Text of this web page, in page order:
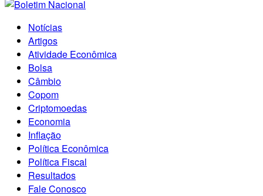
Notícias
Artigos
Atividade Econômica
Bolsa
Câmbio
Copom
Criptomoedas
Economia
Inflação
Política Econômica
Política Fiscal
Resultados
Fale Conosco